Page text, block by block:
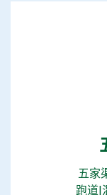
五家
跑道|